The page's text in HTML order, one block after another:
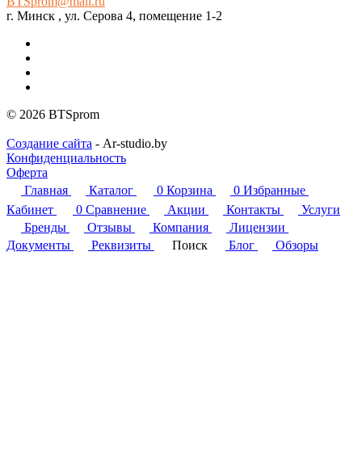
г. Минск , ул. Серова 4, помещение 1-2
© 2026 BTSprom
Создание сайта - Ar-studio.by
Конфиденциальность
Оферта
Главная
Каталог 0 Корзина 0 Избранные
Кабинет
0 Сравнение Акции Контакты
Услуги
Бренды
Отзывы Компания
Лицензии
Документы
Реквизиты Поиск Блог Обзоры